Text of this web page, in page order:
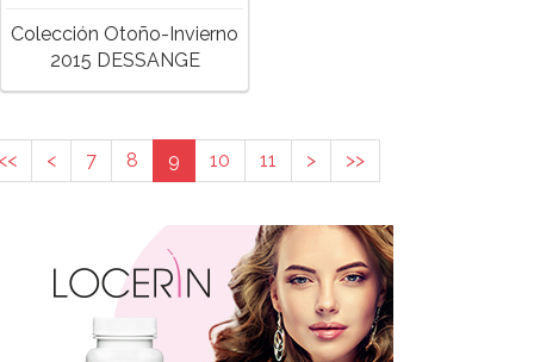
Colección Otoño-Invierno
2015 DESSANGE
< 7 8 9 10 11 > >>